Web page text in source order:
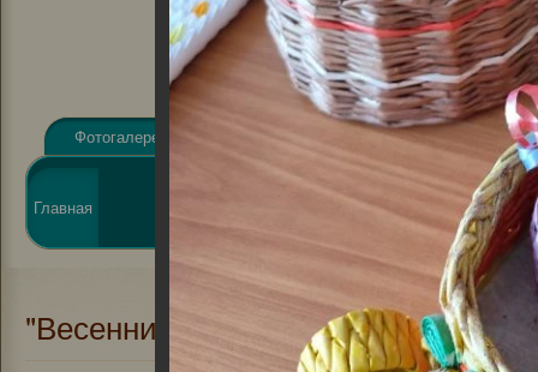
Фотогалерея Афиша Новости
Главная
Виртуальная
справка
"Весенний калейдоскоп"